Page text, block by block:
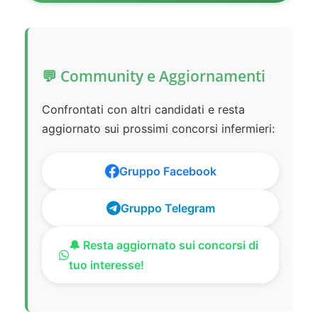
💬 Community e Aggiornamenti
Confrontati con altri candidati e resta
aggiornato sui prossimi concorsi infermieri:
Gruppo Facebook
Gruppo Telegram
🔔 Resta aggiornato sui concorsi di
tuo interesse!